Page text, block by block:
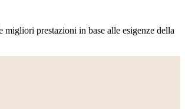
migliori prestazioni in base alle esigenze della